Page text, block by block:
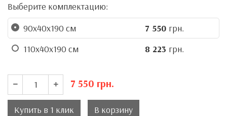
Выберите комплектацию:
90x40x190 см
7 550 грн.
110x40x190 см
8 223 грн.
7 550 грн.
Купить в 1 клик В корзину